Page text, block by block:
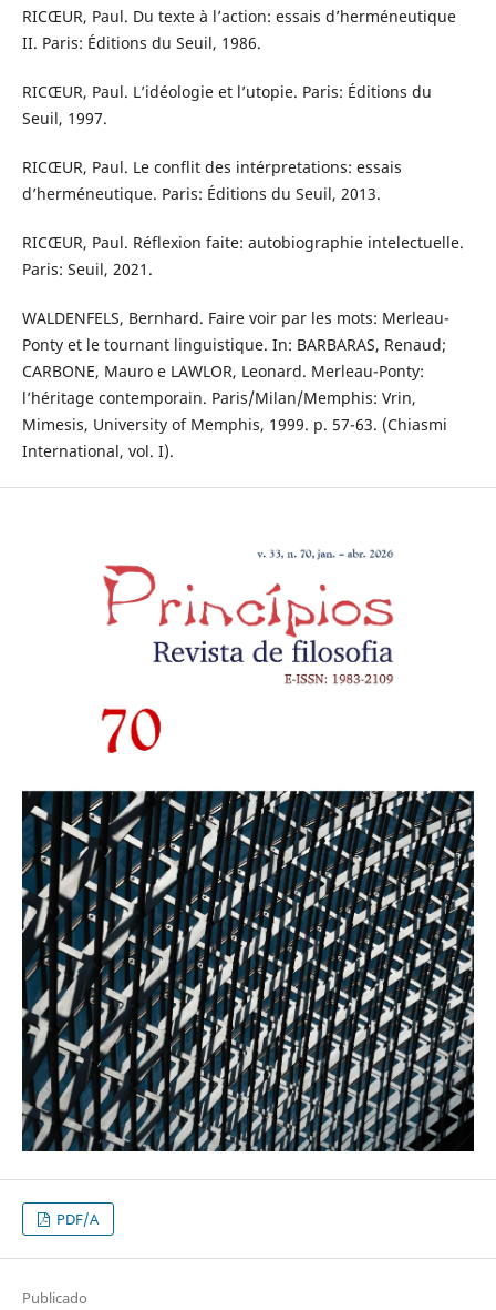
RICŒUR, Paul. Du texte à l’action: essais d’herméneutique
II. Paris: Éditions du Seuil, 1986.
RICŒUR, Paul. L’idéologie et l’utopie. Paris: Éditions du
Seuil, 1997.
RICŒUR, Paul. Le conflit des intérpretations: essais
d’herméneutique. Paris: Éditions du Seuil, 2013.
RICŒUR, Paul. Réflexion faite: autobiographie intelectuelle.
Paris: Seuil, 2021.
WALDENFELS, Bernhard. Faire voir par les mots: Merleau-
Ponty et le tournant linguistique. In: BARBARAS, Renaud;
CARBONE, Mauro e LAWLOR, Leonard. Merleau-Ponty:
l’héritage contemporain. Paris/Milan/Memphis: Vrin,
Mimesis, University of Memphis, 1999. p. 57-63. (Chiasmi
International, vol. I).
PDF/A
Publicado